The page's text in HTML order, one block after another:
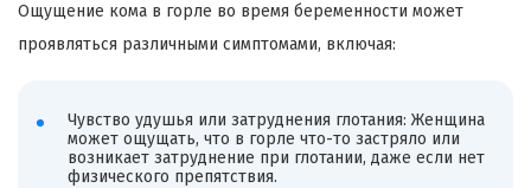
Ощущение кома в горле во время беременности может
проявляться различными симптомами, включая:
Чувство удушья или затруднения глотания: Женщина
может ощущать, что в горле что-то застряло или
возникает затруднение при глотании, даже если нет
физического препятствия.